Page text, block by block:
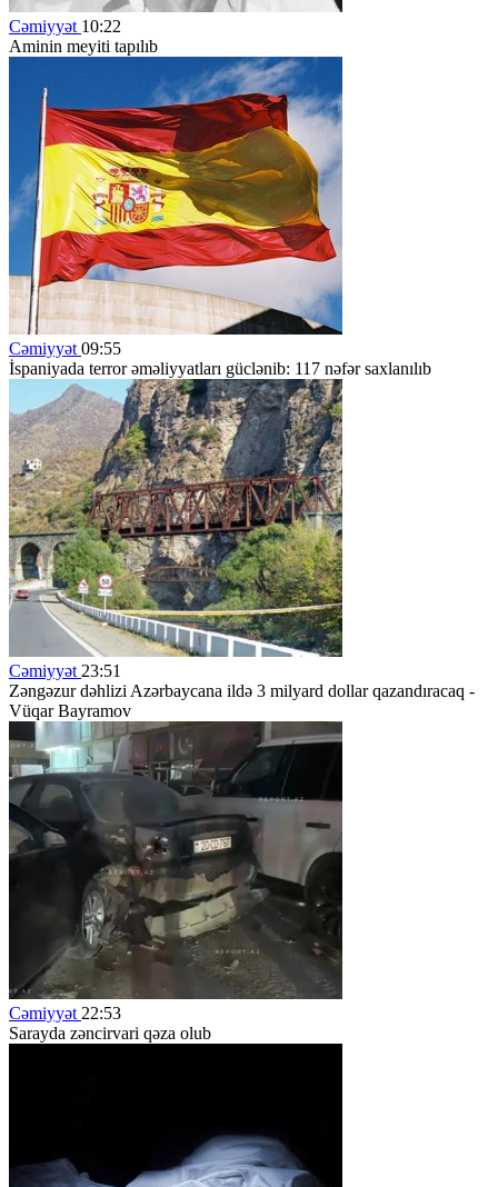
Cəmiyyət 10:22
Aminin meyiti tapılıb
Cəmiyyət 09:55
İspaniyada terror əməliyyatları güclənib: 117 nəfər saxlanılıb
Cəmiyyət 23:51
Zəngəzur dəhlizi Azərbaycana ildə 3 milyard dollar qazandıracaq -
Vüqar Bayramov
Cəmiyyət 22:53
Sarayda zəncirvari qəza olub